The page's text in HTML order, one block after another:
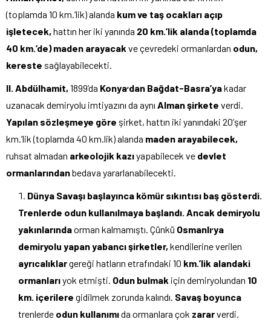
(toplamda 10 km.’lik) alanda kum ve taş ocakları açıp
işletecek, hattın her iki yanında 20 km.’lik alanda(toplamda
40 km.’de) maden arayacak ve çevredeki ormanlardan odun,
kereste sağlayabilecekti.
Il. Abdülhamit, 1899’da Konya’dan Bağdat-Basra’yakadar
uzanacak demiryolu imtiyazını da aynı Alman şirkete verdi.
Yapılan sözleşmeye göre şirket, hattın iki yanındaki 20’şer
km.’lik (toplamda 40 km.lik) alanda maden arayabilecek,
ruhsat almadan arkeolojik kazıyapabilecek ve devlet
ormanlarındanbedava yararlanabilecekti.
Dünya Savaşı başlayınca kömür sıkıntısı baş gösterdi.
Trenlerde odun kullanılmaya başlandı. Ancak demiryolu
yakınlarındaorman kalmamıştı. Çünkü Osmanlı’ya
demiryolu yapan yabancı şirketler, kendilerine verilen
ayrıcalıklargereği hatların etrafındaki 10 km.’lik alandaki
ormanlarıyok etmişti. Odun bulmak için demiryolundan 10
km. içerilere gidilmek zorunda kalındı. Savaş boyunca
trenlerde odun kullanımıda ormanlara çok zararverdi.